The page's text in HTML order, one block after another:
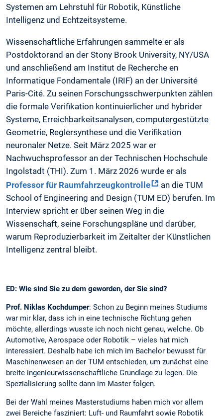
Systemen am Lehrstuhl für Robotik, Künstliche
Intelligenz und Echtzeitsysteme.
Wissenschaftliche Erfahrungen sammelte er als
Postdoktorand an der Stony Brook University, NY/USA
und anschließend am Institut de Recherche en
Informatique Fondamentale (IRIF) an der Université
Paris-Cité. Zu seinen Forschungsschwerpunkten zählen
die formale Verifikation kontinuierlicher und hybrider
Systeme, Erreichbarkeitsanalysen, computergestützte
Geometrie, Reglersynthese und die Verifikation
neuronaler Netze. Seit März 2025 war er
Nachwuchsprofessor an der Technischen Hochschule
Ingolstadt (THI). Zum 1. März 2026 wurde er als
Professor für Raumfahrzeugkontrolle
an die TUM
School of Engineering and Design (TUM ED) berufen. Im
Interview spricht er über seinen Weg in die
Wissenschaft, seine Forschungspläne und darüber,
warum Reproduzierbarkeit im Zeitalter der Künstlichen
Intelligenz zentral bleibt.
ED: Wie sind Sie zu dem geworden, der Sie sind?
Prof. Niklas Kochdumper: Schon zu Beginn meines Studiums
war mir klar, dass ich in eine technische Richtung gehen
möchte, allerdings wusste ich noch nicht genau, welche. Ob
Automotive, Aerospace oder Robotik – vieles hat mich
interessiert. Deshalb habe ich mich im Bachelor bewusst für
Maschinenwesen an der TUM entschieden, um zunächst eine
breite ingenieurwissenschaftliche Grundlage zu legen. Die
Spezialisierung sollte dann im Master folgen.
Bei der Wahl meines Masterstudiums haben mich vor allem
zwei Bereiche fasziniert: Luft- und Raumfahrt sowie Robotik